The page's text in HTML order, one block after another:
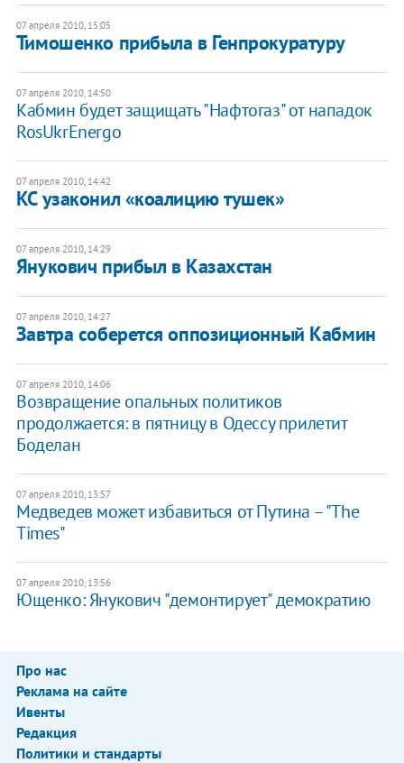
07 апреля 2010, 15:05
Тимошенко прибыла в Генпрокуратуру
07 апреля 2010, 14:50
Кабмин будет защищать "Нафтогаз" от нападок
RosUkrEnergo
07 апреля 2010, 14:42
КС узаконил «коалицию тушек»
07 апреля 2010, 14:29
Янукович прибыл в Казахстан
07 апреля 2010, 14:27
Завтра соберется оппозиционный Кабмин
07 апреля 2010, 14:06
Возвращение опальных политиков
продолжается: в пятницу в Одессу прилетит
Боделан
07 апреля 2010, 13:57
Медведев может избавиться от Путина – "The
Times"
07 апреля 2010, 13:56
Ющенко: Янукович "демонтирует" демократию
Про нас
Реклама на сайте
Ивенты
Редакция
Политики и стандарты